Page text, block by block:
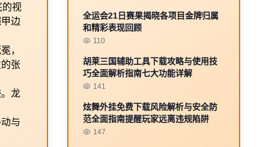
的视
边
，
张
龙
与
全运会21日赛果揭晓各项目金牌归属
和精彩表现回顾
110
胡莱三国辅助工具下载攻略与使用技
巧全面解析指南七大功能详解
141
炫舞外挂免费下载风险解析与安全防
范全面指南提醒玩家远离违规陷阱
147